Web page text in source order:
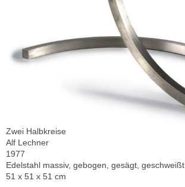
Zwei Halbkreise
Alf Lechner
1977
Edelstahl massiv, gebogen, gesägt, geschweißt
51 x 51 x 51 cm